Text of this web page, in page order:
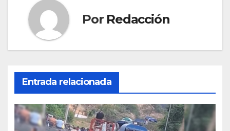
Por Redacción
Entrada relacionada